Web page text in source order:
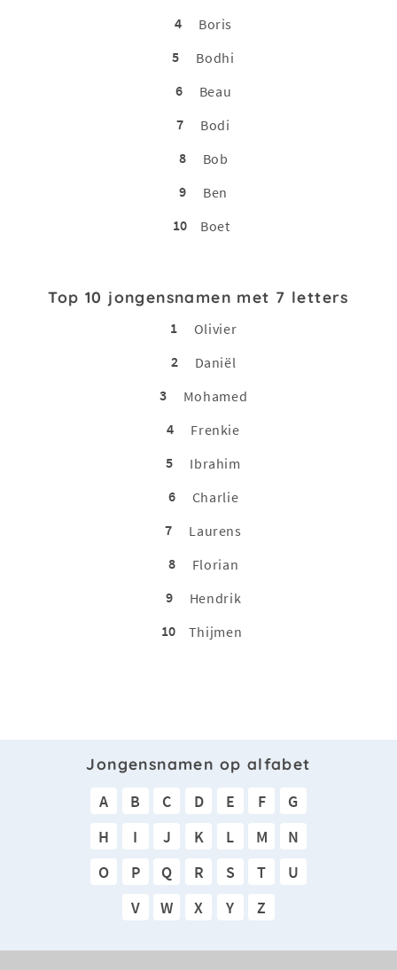
4
Boris
5
Bodhi
6
Beau
7
Bodi
8
Bob
9
Ben
10
Boet
Top 10 jongensnamen met 7 letters
1
Olivier
2
Daniël
3
Mohamed
4
Frenkie
5
Ibrahim
6
Charlie
7
Laurens
8
Florian
9
Hendrik
10
Thijmen
Jongensnamen op alfabet
A B C D E F
G
H
I J K L M
N
O
P Q R S T
U
V
W X Y Z